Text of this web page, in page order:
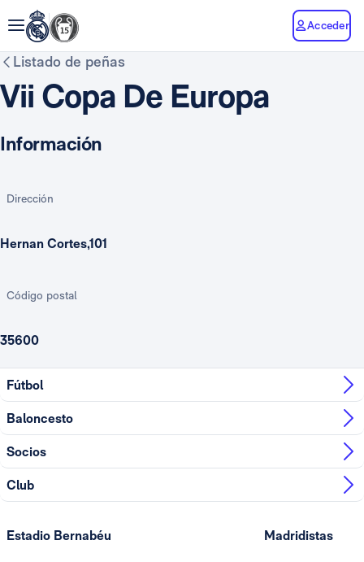
Acceder
Listado de peñas
Vii Copa De Europa
Información
Dirección
Hernan Cortes,101
Código postal
35600
Fútbol
Baloncesto
Socios
Club
Estadio Bernabéu Madridistas